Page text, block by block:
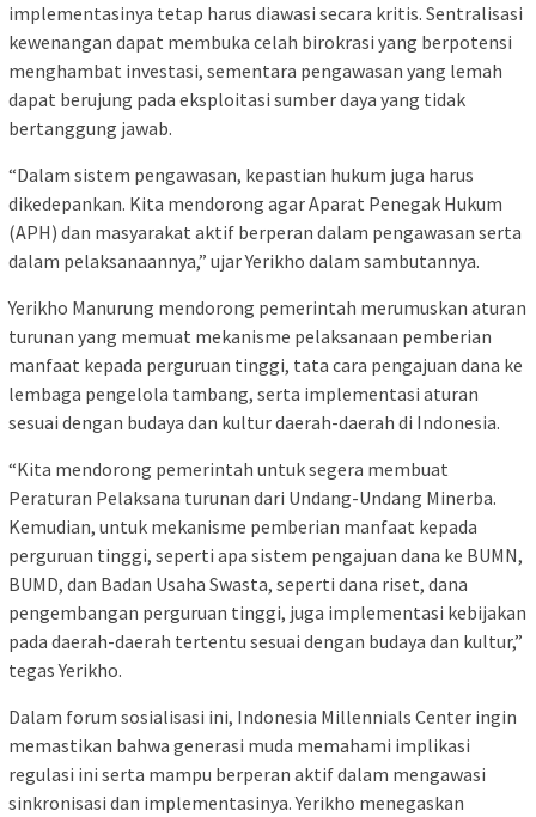
implementasinya tetap harus diawasi secara kritis. Sentralisasi
kewenangan dapat membuka celah birokrasi yang berpotensi
menghambat investasi, sementara pengawasan yang lemah
dapat berujung pada eksploitasi sumber daya yang tidak
bertanggung jawab.
“Dalam sistem pengawasan, kepastian hukum juga harus
dikedepankan. Kita mendorong agar Aparat Penegak Hukum
(APH) dan masyarakat aktif berperan dalam pengawasan serta
dalam pelaksanaannya,” ujar Yerikho dalam sambutannya.
Yerikho Manurung mendorong pemerintah merumuskan aturan
turunan yang memuat mekanisme pelaksanaan pemberian
manfaat kepada perguruan tinggi, tata cara pengajuan dana ke
lembaga pengelola tambang, serta implementasi aturan
sesuai dengan budaya dan kultur daerah-daerah di Indonesia.
“Kita mendorong pemerintah untuk segera membuat
Peraturan Pelaksana turunan dari Undang-Undang Minerba.
Kemudian, untuk mekanisme pemberian manfaat kepada
perguruan tinggi, seperti apa sistem pengajuan dana ke BUMN,
BUMD, dan Badan Usaha Swasta, seperti dana riset, dana
pengembangan perguruan tinggi, juga implementasi kebijakan
pada daerah-daerah tertentu sesuai dengan budaya dan kultur,”
tegas Yerikho.
Dalam forum sosialisasi ini, Indonesia Millennials Center ingin
memastikan bahwa generasi muda memahami implikasi
regulasi ini serta mampu berperan aktif dalam mengawasi
sinkronisasi dan implementasinya. Yerikho menegaskan